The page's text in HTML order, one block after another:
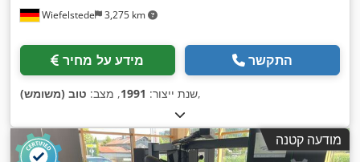
Wiefelstede 3,275 km
מידע על מחיר התקשר
שנת ייצור: 1991, מצב: טוב (משומש) ,
מודעה קטנה